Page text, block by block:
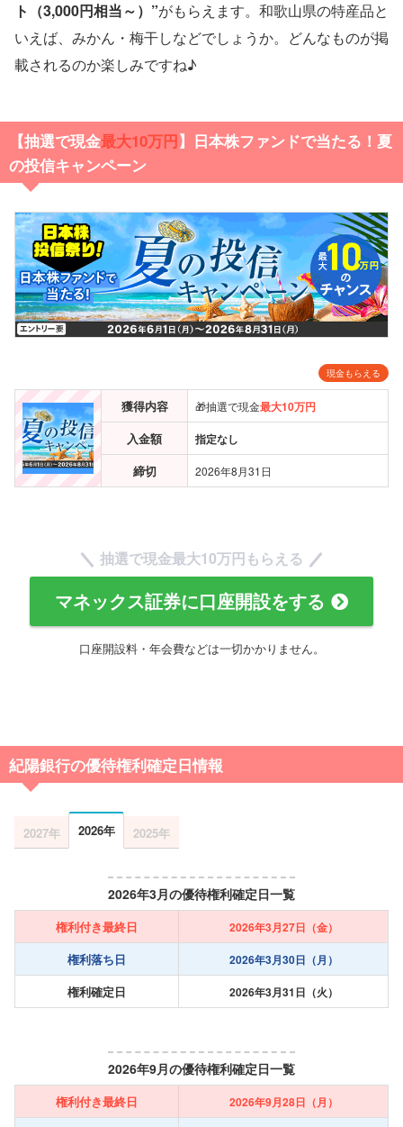
ト（3,000円相当～）”がもらえます。和歌山県の特産品と
いえば、みかん・梅干しなどでしょうか。どんなものが掲
載されるのか楽しみですね♪
【抽選で現金最大10万円】日本株ファンドで当たる！夏
の投信キャンペーン
現金もらえる
獲得内容 🎁抽選で現金最大10万円
入金額 指定なし
締切 2026年8月31日
抽選で現金最大10万円もらえる
マネックス証券に口座開設をする
口座開設料・年会費などは一切かかりません。
紀陽銀行の優待権利確定日情報
2027年 2026年 2025年
2026年3月の優待権利確定日一覧
権利付き最終日 2026年3月27日（金）
権利落ち日 2026年3月30日（月）
権利確定日 2026年3月31日（火）
2026年9月の優待権利確定日一覧
権利付き最終日 2026年9月28日（月）